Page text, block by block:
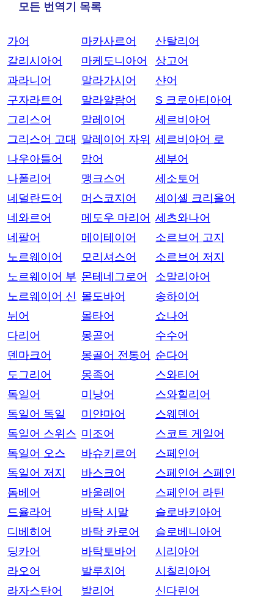
모든 번역기 목록
가어
갈리시아어
과라니어
구자라트어
그리스어
그리스어 고대
나우아틀어
나폴리어
네덜란드어
네와르어
네팔어
노르웨이어
노르웨이어 부
노르웨이어 신
뉘어
다리어
덴마크어
도그리어
독일어
독일어 독일
독일어 스위스
독일어 오스
독일어 저지
돔베어
드율라어
디베히어
딩카어
라오어
라자스탄어
마카사르어
마케도니아어
말라가시어
말라얄람어
말레이어
말레이어 자위
맘어
맹크스어
머스코지어
메도우 마리어
메이테이어
모리셔스어
몬테네그로어
몰도바어
몰타어
몽골어
몽골어 전통어
몽족어
미낭어
미얀마어
미조어
바슈키르어
바스크어
바울레어
바탁 시말
바탁 카로어
바탁토바어
발루치어
발리어
산탈리어
상고어
샨어
S 크로아티아어
세르비아어
세르비아어 로
세부어
세소토어
세이셸 크리올어
세츠와나어
소르브어 고지
소르브어 저지
소말리아어
송하이어
쇼나어
수수어
순다어
스와티어
스와힐리어
스웨덴어
스코트 게일어
스페인어
스페인어 스페인
스페인어 라틴
슬로바키아어
슬로베니아어
시리아어
시칠리아어
신다린어